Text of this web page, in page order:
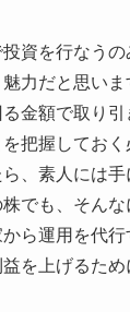
資を行なう
力だと思いま
金額で取り
把握しておく
、素人には
でも、そん
ら運用を代
を上げるた